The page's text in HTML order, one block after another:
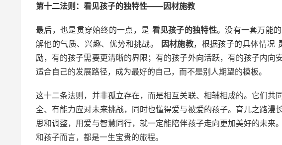
第十二法则：看见孩子的独特性——因材施教
最后，也是贯穿始终的一点，是 看见孩子的独特性。没有一套万能
解他的气质、兴趣、优势和挑战。
因材施教，根据孩子的具体情况
励，有的孩子需要更清晰的界限；有的孩子外向活跃，有的孩子内向
适合自己的发展路径，成为最好的自己，而不是别人期望的模板。
这十二条法则，并非孤立存在，而是相互关联、相辅相成的。它们共
全、有能力应对未来挑战，同时也懂得爱与被爱的孩子。育儿之路漫
思和调整，用爱与智慧同行，就一定能陪伴孩子走向更加美好的未来
和孩子而言，都是一生宝贵的旅程。